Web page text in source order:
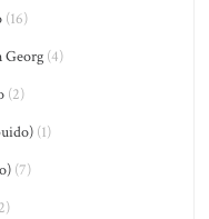
(16)
Georg (4)
(2)
(1)
(7)